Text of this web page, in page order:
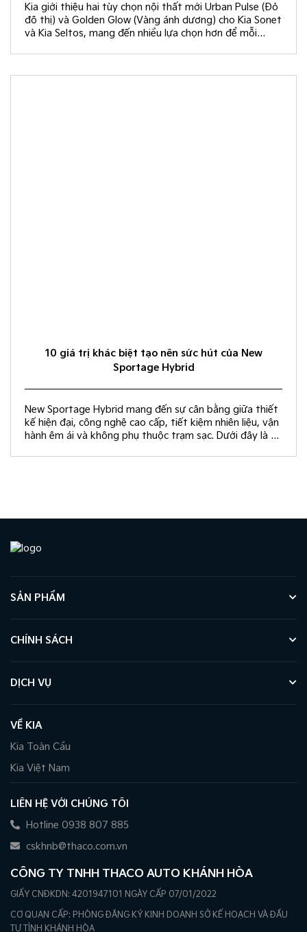
Kia giới thiệu hai tùy chọn nội thất mới Urban Pulse (Đỏ
đô thị) và Golden Glow (Vàng ánh dương) cho Kia Sonet
và Kia Seltos, mang đến nhiều lựa chọn hơn để mỗi
10 giá trị khác biệt tạo nên sức hút của New
Sportage Hybrid
New Sportage Hybrid mang đến sự cân bằng giữa thiết
kế hiện đại, công nghệ cao cấp, tiết kiệm nhiên liệu, vận
hành êm ái và không phụ thuộc trạm sạc. Dưới đây là 10
SẢN PHẨM
CHÍNH SÁCH
DỊCH VỤ
VỀ KIA
Kia Toàn Cầu
Kia Việt Nam
LIÊN HỆ VỚI CHÚNG TÔI
Hotline 0938 807 885
cskhnb@thaco.com.vn
CÔNG TY TNHH THACO AUTO KHÁNH HÒA
GIẤY CNĐKDN: 4201947101 NGÀY CẤP 07/01/2022
CƠ QUAN CẤP: PHÒNG ĐĂNG KÝ KINH DOANH SỞ KẾ HOẠCH VÀ ĐẦU
TƯ TỈNH KHÁNH HÒA